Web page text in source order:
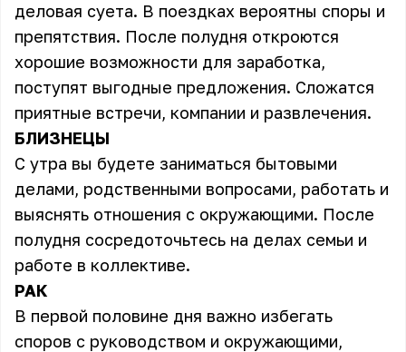
деловая суета. В поездках вероятны споры и
препятствия. После полудня откроются
хорошие возможности для заработка,
поступят выгодные предложения. Сложатся
приятные встречи, компании и развлечения.
БЛИЗНЕЦЫ
С утра вы будете заниматься бытовыми
делами, родственными вопросами, работать и
выяснять отношения с окружающими. После
полудня сосредоточьтесь на делах семьи и
работе в коллективе.
РАК
В первой половине дня важно избегать
споров с руководством и окружающими,